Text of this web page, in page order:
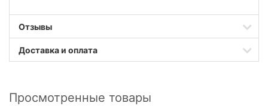
Отзывы
Доставка и оплата
Просмотренные товары